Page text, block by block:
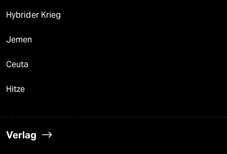
Hybrider Krieg
Jemen
Ceuta
Hitze
Verlag